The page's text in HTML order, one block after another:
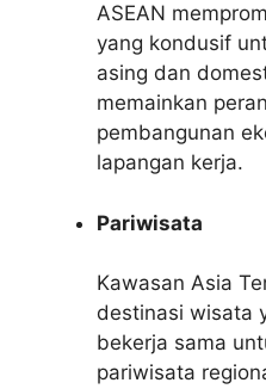
ASEAN
yang kondusif
asing dan
memainkan
pembangunan
lapangan kerja.
Pariwisata
Kawasan Asia
destinasi wisata
bekerja sama
pariwisata